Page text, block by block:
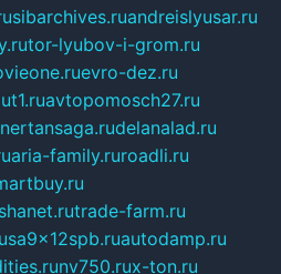
sibarchives.ruandreislyusar.ru
tor-lyubov-i-grom.ru
evro-dez.ru
avtopomosch27.ru
nertansaga.rudelanalad.ru
aria-family.ruroadli.ru
trade-farm.ru
autodamp.ru
nv750.rux-ton.ru